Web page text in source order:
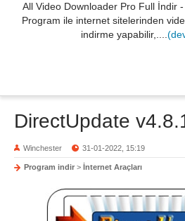
All Video Downloader Pro Full İndir
Program ile internet sitelerinden
indirme yapabilir,....
DirectUpdate
Winchester 31-01-2022, 15:19
Program indir > İnternet Araçları